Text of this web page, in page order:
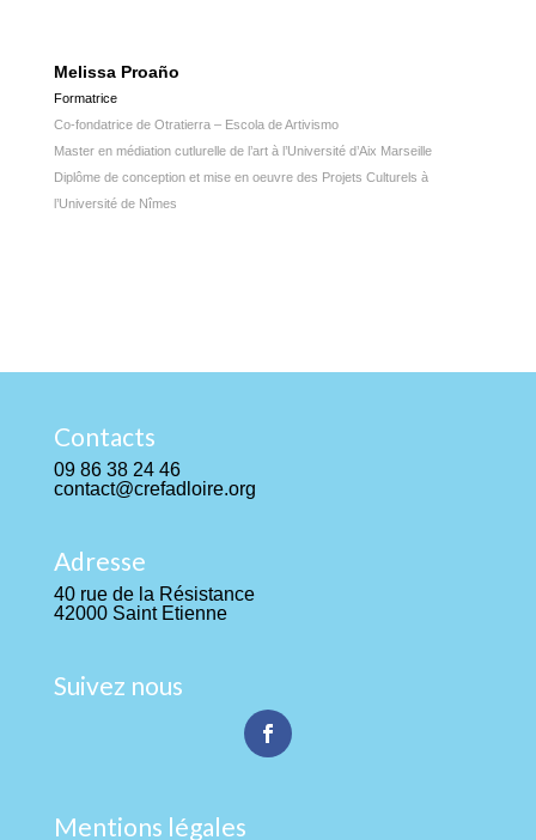
Melissa Proaño
Formatrice
Co-fondatrice de Otratierra – Escola de Artivismo
Master en médiation cutlurelle de l’art à l’Université d’Aix Marseille
Diplôme de conception et mise en oeuvre des Projets Culturels à
l’Université de Nîmes
Contacts
09 86 38 24 46
contact@crefadloire.org
Adresse
40 rue de la Résistance
42000 Saint Etienne
Suivez nous
Mentions légales